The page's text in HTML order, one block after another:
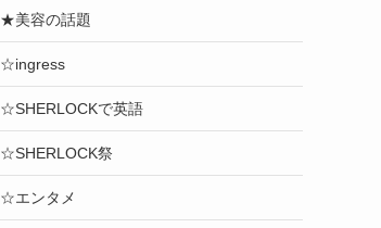
★美容の話題
☆ingress
☆SHERLOCKで英語
☆SHERLOCK祭
☆エンタメ